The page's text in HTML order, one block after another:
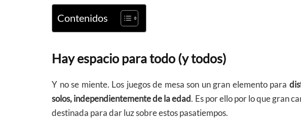
Contenidos
Hay espacio para todo (y todos)
Y no se miente. Los juegos de mesa son un gran elemento para
solos, independientemente de la edad. Es por ello por lo que gran
destinada para dar luz sobre estos pasatiempos.